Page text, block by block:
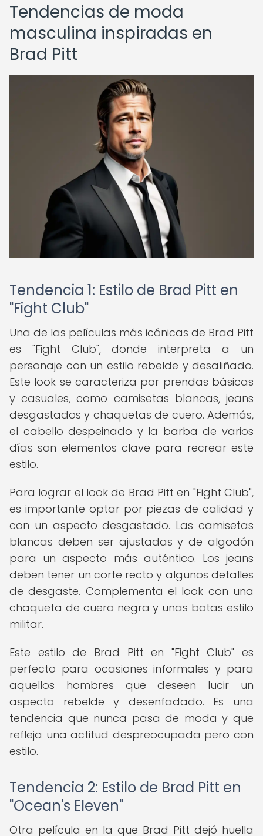
Tendencias de moda
masculina inspiradas en
Brad Pitt
Tendencia 1: Estilo de Brad Pitt en
"Fight Club"
Una de las películas más icónicas de Brad Pitt
es "Fight Club", donde interpreta a un
personaje con un estilo rebelde y desaliñado.
Este look se caracteriza por prendas básicas
y casuales, como camisetas blancas, jeans
desgastados y chaquetas de cuero. Además,
el cabello despeinado y la barba de varios
días son elementos clave para recrear este
estilo.
Para lograr el look de Brad Pitt en "Fight Club",
es importante optar por piezas de calidad y
con un aspecto desgastado. Las camisetas
blancas deben ser ajustadas y de algodón
para un aspecto más auténtico. Los jeans
deben tener un corte recto y algunos detalles
de desgaste. Complementa el look con una
chaqueta de cuero negra y unas botas estilo
militar.
Este estilo de Brad Pitt en "Fight Club" es
perfecto para ocasiones informales y para
aquellos hombres que deseen lucir un
aspecto rebelde y desenfadado. Es una
tendencia que nunca pasa de moda y que
refleja una actitud despreocupada pero con
estilo.
Tendencia 2: Estilo de Brad Pitt en
"Ocean's Eleven"
Otra película en la que Brad Pitt dejó huella